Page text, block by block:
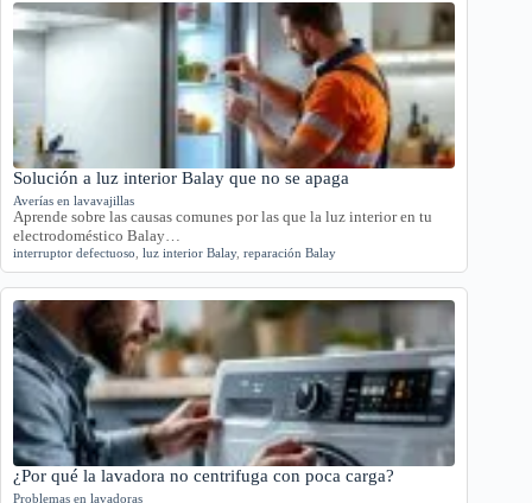
Solución a luz interior Balay que no se apaga
Averías en lavavajillas
Aprende sobre las causas comunes por las que la luz interior en tu
electrodoméstico Balay…
interruptor defectuoso luz interior Balay, reparación Balay
¿Por qué la lavadora no centrifuga con poca carga?
Problemas en lavadoras